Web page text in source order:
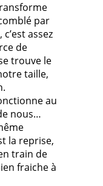
par
assez
de
trouve le
taille,
au
nous…
la reprise,
train de
fraiche à